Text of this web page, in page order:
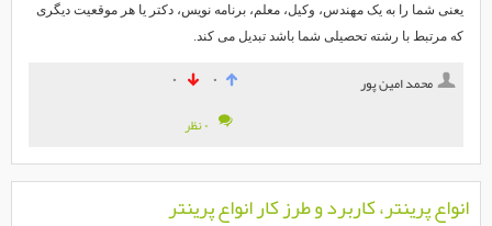
یعنی شما را به یک مهندس، وکیل، معلم، برنامه نویس، دکتر یا هر موقعیت دیگری
که مرتبط با رشته تحصیلی شما باشد تبدیل می کند.
محمد امین پور ۰
۰
۰ نظر
انواع پرینتر، کاربرد و طرز کار انواع پرینتر